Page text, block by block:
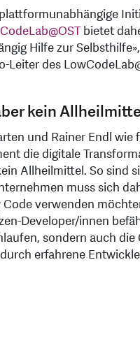
bietet
Hilfe zur
des
kein
und Rainer Endl wie
die digitale
Allheilmittel. So sind
muss sich
verwenden
Developer/innen
sondern auch die
erfahrene